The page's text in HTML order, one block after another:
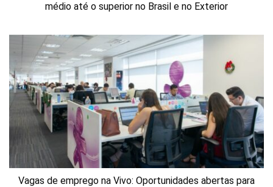
médio até o superior no Brasil e no Exterior
Vagas de emprego na Vivo: Oportunidades abertas para